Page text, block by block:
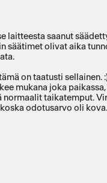
laitteesta saanut
säätimet olivat aika
Ääntä lähtee paljon. Jos kaipaat
mukana joka
taikatemput.
odotusarvo oli